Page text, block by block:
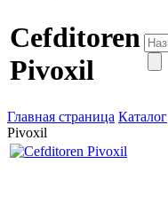
Cefditoren
Pivoxil
Главная страница Каталог
Pivoxil